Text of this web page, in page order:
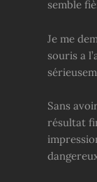
semble
Je me
souris a
Sans
résultat